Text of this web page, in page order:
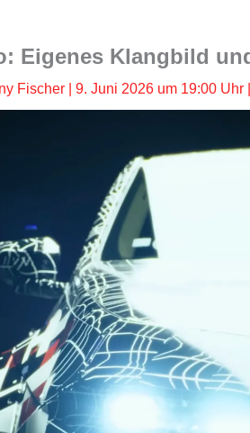
Eigenes Klangbild
Fischer 9. Juni 2026 um 19:00 Uhr|